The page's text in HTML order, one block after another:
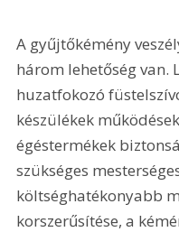
A gyűjtőkémény
három lehetőség van.
huzatfokozó
készülékek
égéstermékek
szükséges
költséghatékonyabb
korszerűsítése, a